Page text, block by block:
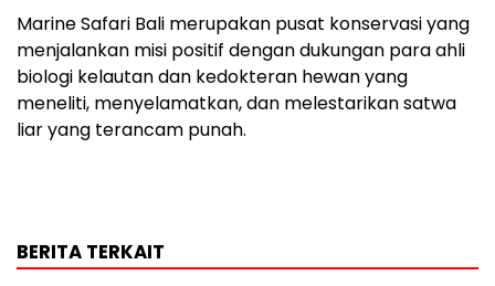
Marine Safari Bali merupakan pusat konservasi yang
menjalankan misi positif dengan dukungan para ahli
biologi kelautan dan kedokteran hewan yang
meneliti, menyelamatkan, dan melestarikan satwa
liar yang terancam punah.
BERITA TERKAIT